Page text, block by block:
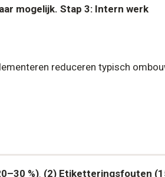
mogelijk. Stap 3: Intern werk
reduceren typisch
%). (2) Etiketteringsfouten